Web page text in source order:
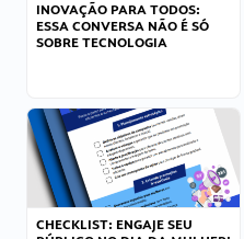
INOVAÇÃO PARA TODOS:
ESSA CONVERSA NÃO É SÓ
SOBRE TECNOLOGIA
CHECKLIST: ENGAJE SEU